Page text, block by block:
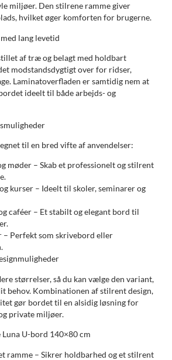
miljøer. Den stilrene ramme giver
hvilket øger komforten for brugerne.
lang levetid
af træ og belagt med holdbart
modstandsdygtigt over for ridser,
Laminatoverfladen er samtidig nem at
ideelt til både arbejds- og
til en bred vifte af anvendelser:
møder – Skab et professionelt og stilrent
kurser – Ideelt til skoler, seminarer og
caféer – Et stabilt og elegant bord til
Perfekt som skrivebord eller
størrelser, så du kan vælge den variant,
behov. Kombinationen af stilrent design,
gør bordet til en alsidig løsning for
private miljøer.
U-bord 140×80 cm
ramme – Sikrer holdbarhed og et stilrent